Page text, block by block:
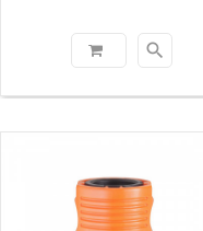
search